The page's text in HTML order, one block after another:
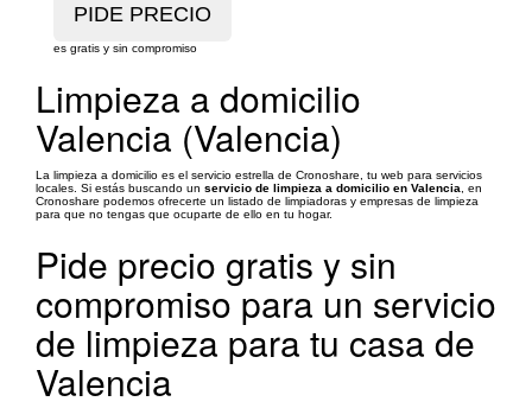
es gratis y sin compromiso
Limpieza a domicilio
Valencia (Valencia)
La limpieza a domicilio es el servicio estrella de Cronoshare, tu web para servicios
locales. Si estás buscando un servicio de limpieza a domicilio en Valencia , en
Cronoshare podemos ofrecerte un listado de limpiadoras y empresas de limpieza
para que no tengas que ocuparte de ello en tu hogar.
Pide precio gratis y sin
compromiso para un servicio
de limpieza para tu casa de
Valencia